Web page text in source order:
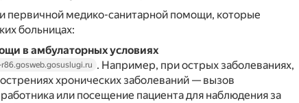
первичной медико-санитарной помощи, которые
больницах:
в амбулаторных условиях
. Например, при острых заболеваниях,
хронических заболеваний — вызов
или посещение пациента для наблюдения за